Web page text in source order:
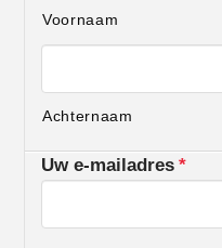
Voornaam
Achternaam
Uw e-mailadres *